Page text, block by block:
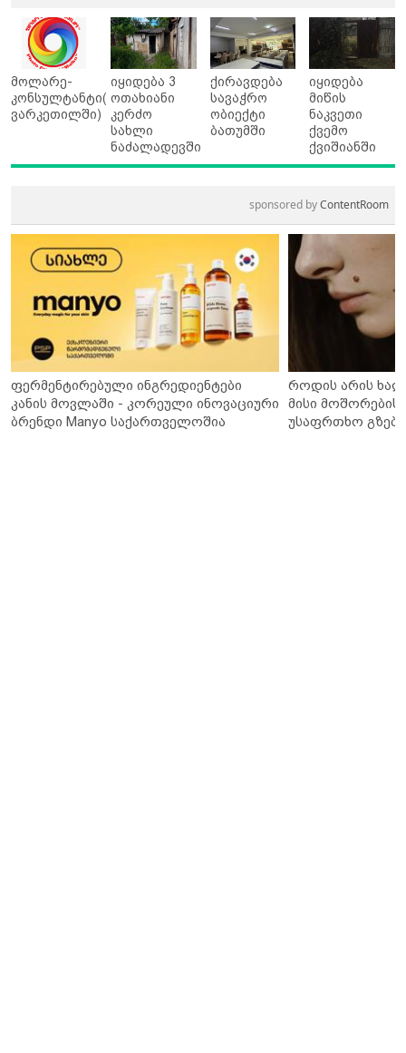
მოლარე-
კონსულტანტი(
ვარკეთილში)
იყიდება 3
ოთახიანი
კერძო
სახლი
ნაძალადევში
ქირავდება
სავაჭრო
ობიექტი
ბათუმში
იყიდება
მიწის
ნაკვეთი
ქვემო
ქვიშიანში
sponsored byContentRoom
ფერმენტირებული ინგრედიენტები
კანის მოვლაში - კორეული ინოვაციური
ბრენდი Manyo საქართველოშია
როდის არის
მისი მოშორების
უსაფრთხო გზები